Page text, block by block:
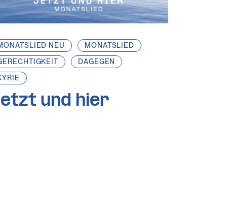
NEU
MONATSLIED
DAGEGEN
und hier